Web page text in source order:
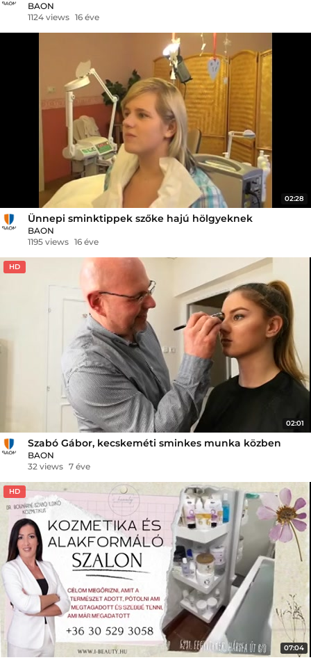
BAON
1124 views 16 éve
02:28
Ünnepi sminktippek szőke hajú hölgyeknek
BAON
1195 views 16 éve
HD
02:01
Szabó Gábor, kecskeméti sminkes munka közben
BAON
32 views 7 éve
HD
07:04